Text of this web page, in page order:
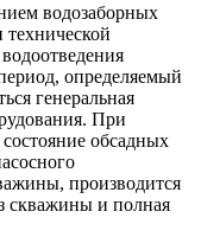
водозаборных
определяемый
генеральная
При
обсадных
производится
скважины и полная